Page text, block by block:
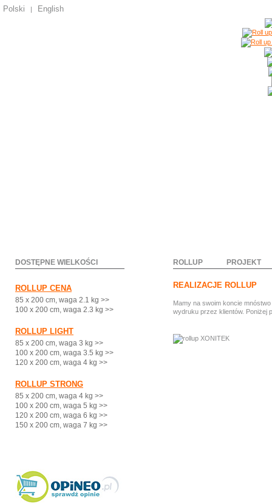
Polski | English
DOSTĘPNE WIELKOŚCI
ROLLUP CENA
85 x 200 cm, waga 2.1 kg >>
100 x 200 cm, waga 2.3 kg >>
ROLLUP LIGHT
85 x 200 cm, waga 3 kg >>
100 x 200 cm, waga 3.5 kg >>
120 x 200 cm, waga 4 kg >>
ROLLUP STRONG
85 x 200 cm, waga 4 kg >>
100 x 200 cm, waga 5 kg >>
120 x 200 cm, waga 6 kg >>
150 x 200 cm, waga 7 kg >>
ROLLUP PROJEKT
REALIZACJE ROLLUP
Mamy na swoim koncie
wydruku przez klientów. Poniżej